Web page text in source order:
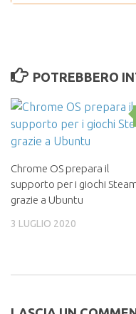
POTREBBERO
Chrome OS prepara il
supporto per i giochi
grazie a Ubuntu
3 LUGLIO 2020